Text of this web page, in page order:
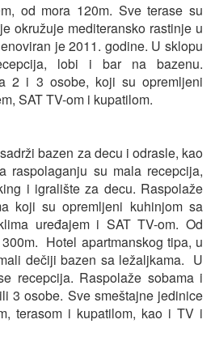
od mora 120m. Sve terase su
okružuje mediteransko rastinje u
je 2011. godine. U sklopu
lobi i bar na bazenu.
2 i 3 osobe, koji su opremljeni
SAT TV-om i kupatilom.
bazen za decu i odrasle, kao
raspolaganju su mala recepcija,
i igralište za decu. Raspolaže
koji su opremljeni kuhinjom sa
uređajem i SAT TV-om. Od
Hotel apartmanskog tipa, u
dečiji bazen sa ležaljkama. U
recepcija. Raspolaže sobama i
3 osobe. Sve smeštajne jedinice
terasom i kupatilom, kao i TV i